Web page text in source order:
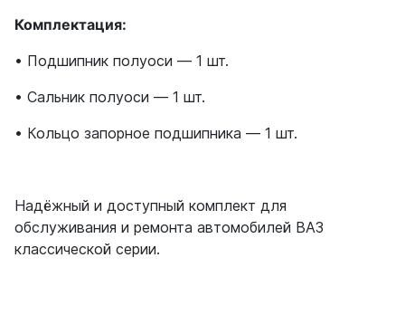
Комплектация:
• Подшипник полуоси — 1 шт.
• Сальник полуоси — 1 шт.
• Кольцо запорное подшипника — 1 шт.
Надёжный и доступный комплект для
обслуживания и ремонта автомобилей ВАЗ
классической серии.